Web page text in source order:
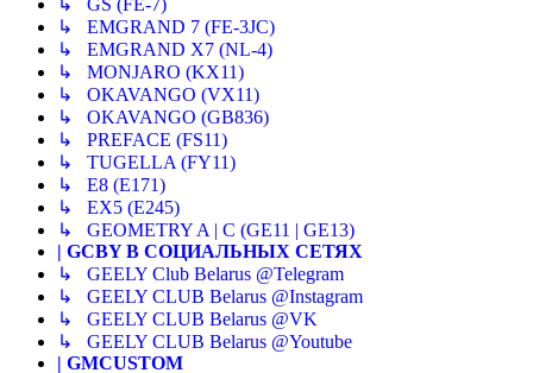
↳ GS (FE-7)
↳ EMGRAND 7 (FE-3JC)
↳ EMGRAND X7 (NL-4)
↳ MONJARO (KX11)
↳ OKAVANGO (VX11)
↳ OKAVANGO (GB836)
↳ PREFACE (FS11)
↳ TUGELLA (FY11)
↳ E8 (E171)
↳ EX5 (E245)
↳ GEOMETRY A | C (GE11 | GE13)
| GCBY В СОЦИАЛЬНЫХ СЕТЯХ
↳ GEELY Club Belarus @Telegram
↳ GEELY CLUB Belarus @Instagram
↳ GEELY CLUB Belarus @VK
↳ GEELY CLUB Belarus @Youtube
| GMCUSTOM